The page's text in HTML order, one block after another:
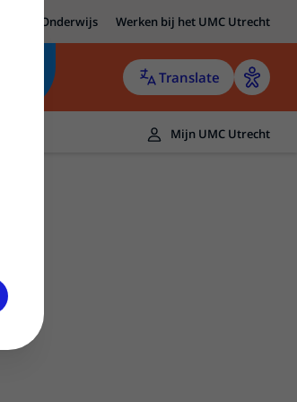
Onderwijs Werken bij het UMC Utrecht
Translate
Mijn UMC Utrecht